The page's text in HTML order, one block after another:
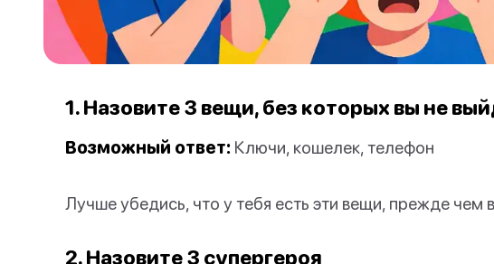
1. Назовите 3 вещи, без которых вы не
Возможный ответ: Ключи, кошелек, телефон
Лучше убедись, что у тебя есть эти вещи, прежде чем
2. Назовите 3 супергероя